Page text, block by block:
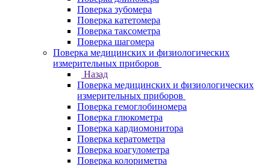
Поверка зубомера
Поверка катетомера
Поверка таксометра
Поверка шагомера
Поверка медицинских и физиологических
измерительных приборов
Назад
Поверка медицинских и физиологических
измерительных приборов
Поверка гемоглобиномера
Поверка глюкометра
Поверка кардиомонитора
Поверка кератометра
Поверка коагулометра
Поверка колориметра